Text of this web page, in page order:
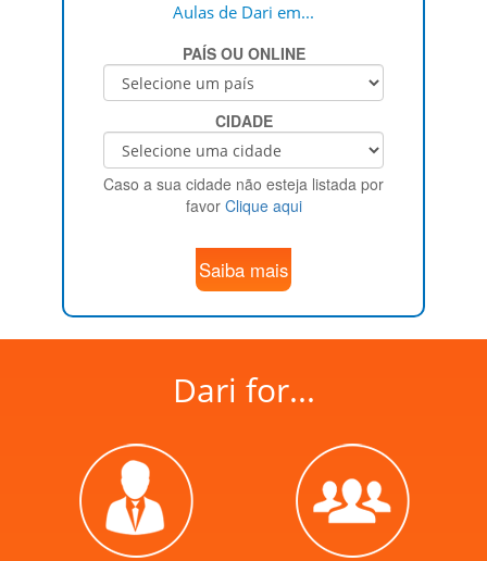
Aulas de Dari em...
PAÍS OU ONLINE
CIDADE
Caso a sua cidade não esteja listada por
favor Clique aqui
Saiba mais
Dari for...